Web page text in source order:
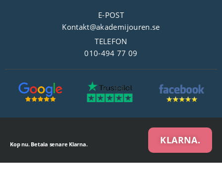
E-POST
Kontakt@akademijouren.se
TELEFON
010-494 77 09
Kop nu. Betala senare Klarna. KLARNA.